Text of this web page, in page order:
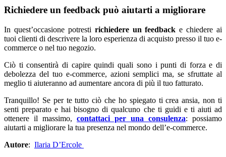
Richiedere un feedback può aiutarti a migliorare
In quest’occasione potresti richiedere un feedback e chiedere ai
tuoi clienti di descrivere la loro esperienza di acquisto presso il tuo e-
commerce o nel tuo negozio.
Ciò ti consentirà di capire quindi quali sono i punti di forza e di
debolezza del tuo e-commerce, azioni semplici ma, se sfruttate al
meglio ti aiuteranno ad aumentare ancora di più il tuo fatturato.
Tranquillo! Se per te tutto ciò che ho spiegato ti crea ansia, non ti
senti preparato e hai bisogno di qualcuno che ti guidi e ti aiuti ad
ottenere il massimo, contattaci per una consulenza: possiamo
aiutarti a migliorare la tua presenza nel mondo dell’e-commerce.
Autore: Ilaria D’Ercole